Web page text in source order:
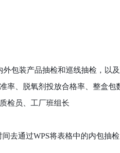
包装产品抽检和巡线抽检，以
率、脱氧剂投放合格率、整盒包
检员、工厂班组长
去通过WPS将表格中的内包抽